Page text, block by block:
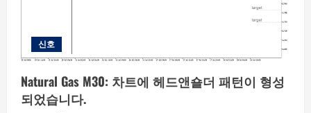
신호
Natural Gas M30: 차트에 헤드앤숄더 패턴이 형성
되었습니다.